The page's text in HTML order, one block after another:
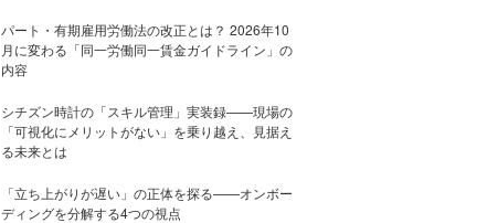
パート・有期雇用労働法の改正とは？ 2026年10
月に変わる「同一労働同一賃金ガイドライン」の
内容
シチズン時計の「スキル管理」実装録——現場の
「可視化にメリットがない」を乗り越え、見据え
る未来とは
「立ち上がりが遅い」の正体を探る——オンボー
ディングを分解する4つの視点